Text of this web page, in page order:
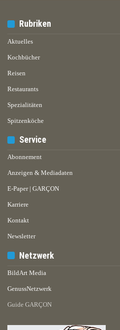
Rubriken
Aktuelles
Kochbücher
Reisen
Restaurants
Spezialitäten
Spitzenköche
Service
Abonnement
Anzeigen & Mediadaten
E-Paper | GARÇON
Karriere
Kontakt
Newsletter
Netzwerk
BildArt Media
GenussNetzwerk
Guide GARÇON